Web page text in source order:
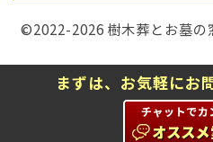
©2022-2026 樹木葬とお墓
まずは、お気軽にお